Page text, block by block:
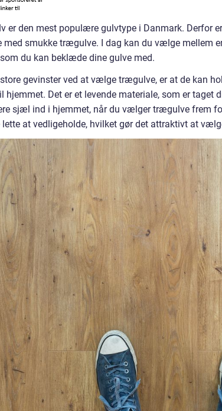
er den mest populære gulvtype i Danmark. Derfor
med smukke trægulve. I dag kan du vælge mellem
du kan beklæde dine gulve med.
gevinster ved at vælge trægulve, er at de kan
Det er et levende materiale, som er taget
sjæl ind i hjemmet, når du vælger trægulve frem
at vedligeholde, hvilket gør det attraktivt at